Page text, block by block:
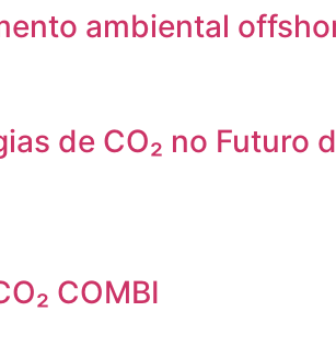
ambiental
de CO₂ no Futuro
COMBI